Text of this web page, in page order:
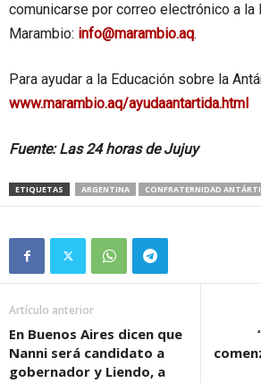
comunicarse por correo electrónico a la
Marambio: info@marambio.aq.
Para ayudar a la Educación sobre la
www.marambio.aq/ayudaantartida.html
Fuente: Las 24 horas de Jujuy
ETIQUETAS ARGENTINA CONFRATERNIDAD
Artículo anterior
En Buenos Aires dicen que
Nanni será candidato a
gobernador y Liendo, a